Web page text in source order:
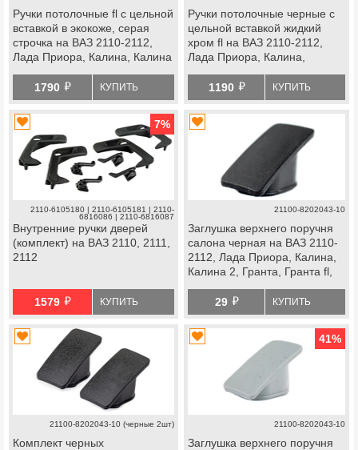
Ручки потолочные fl с цельной
вставкой в экокоже, серая
строчка на ВАЗ 2110-2112,
Лада Приора, Калина, Калина
с 2019 г.в., Нива Легенд, Нива
Тревел, Шевроле Нива,
datsun
1790 й КУПИТЬ
Ручки потолочные черные с
цельной вставкой жидкий
хром fl на ВАЗ 2110-2112,
Лада Приора, Калина,
Нива 4х4 с 2019 г.в., Нива
Легенд, Нива Тревел,
Шевроле Нива, datsun
1190 й КУПИТЬ
7%
2110-6105180 | 2110-6105181 | 2110-
6816086 | 2110-6816087
Внутренние ручки дверей
(комплект) на ВАЗ 2110, 2111,
2112
1579 й КУПИТЬ
21100-8202043-10
Заглушка верхнего поручня
салона черная на ВАЗ 2110-
2112, Лада Приора, Калина,
Калина 2, Гранта, Гранта fl,
Легенд, Нива Тревел,
Шевроле Нива, datsun
29 й КУПИТЬ
21100-8202043-10 (черные 2шт)
Комплект черных
41%
21100-8202043-10
Заглушка верхнего поручня